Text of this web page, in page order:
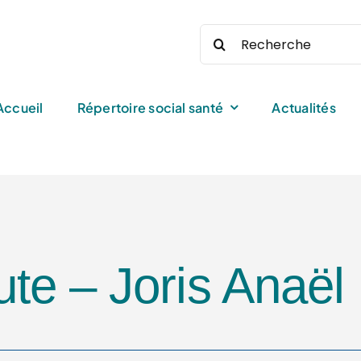
Rechercher:
Répertoire social santé Actualités
– Joris Anaël